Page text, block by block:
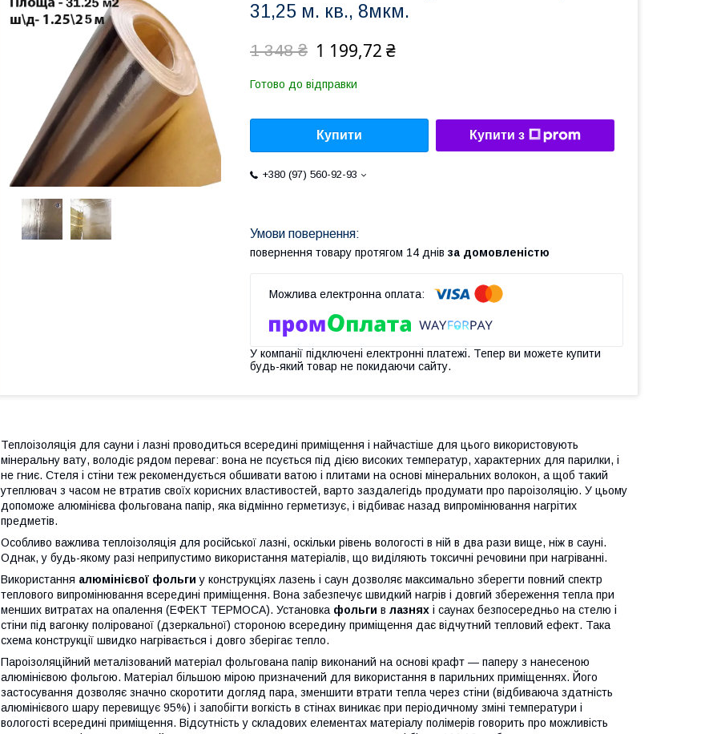
31,25 м. кв., 8мкм.
1 348 ₴ 1 199,72 ₴
Готово до відправки
Купити Купити з
+380 (97) 560-92-93
повернення товару протягом 14 днів за домовленістю
У компанії підключені електронні платежі. Тепер ви можете купити
будь-який товар не покидаючи сайту.
Теплоізоляція для сауни і лазні проводиться всередині приміщення і найчастіше для цього використовують
мінеральну вату, володіє рядом переваг: вона не псується під дією високих температур, характерних для парилки, і
не гниє. Стеля і стіни теж рекомендується обшивати ватою і плитами на основі мінеральних волокон, а щоб такий
утеплювач з часом не втратив своїх корисних властивостей, варто заздалегідь продумати про пароізоляцію. У цьому
допоможе алюмінієва фольгована папір, яка відмінно герметизує, і відбиває назад випромінювання нагрітих
предметів.
Особливо важлива теплоізоляція для російської лазні, оскільки рівень вологості в ній в два рази вище, ніж в сауні.
Однак, у будь-якому разі неприпустимо використання матеріалів, що виділяють токсичні речовини при нагріванні.
Використання алюмінієвої фольги у конструкціях лазень і саун дозволяє максимально зберегти повний спектр
теплового випромінювання всередині приміщення. Вона забезпечує швидкий нагрів і довгий збереження тепла при
менших витратах на опалення (ЕФЕКТ ТЕРМОСА). Установка фольги в лазнях і саунах безпосередньо на стелю і
стіни під вагонку полірованої (дзеркальної) стороною всередину приміщення дає відчутний тепловий ефект. Така
схема конструкції швидко нагрівається і довго зберігає тепло.
Пароізоляційний металізований матеріал фольгована папір виконаний на основі крафт ― паперу з нанесеною
алюмінієвою фольгою. Матеріал більшою мірою призначений для використання в парильних приміщеннях. Його
застосування дозволяє значно скоротити догляд пара, зменшити втрати тепла через стіни (відбиваюча здатність
алюмінієвого шару перевищує 95%) і запобігти вогкість в стінах виникає при періодичному зміні температури і
вологості всередині приміщення. Відсутність у складових елементах матеріалу полімерів говорить про можливість